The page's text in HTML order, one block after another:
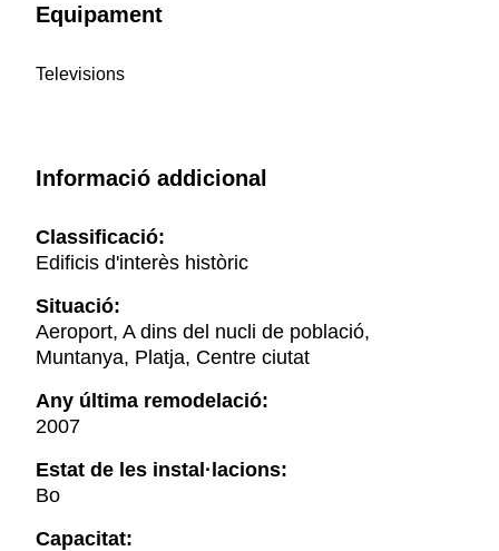
Equipament
Televisions
Informació addicional
Classificació:
Edificis d'interès històric
Situació:
Aeroport, A dins del nucli de població,
Muntanya, Platja, Centre ciutat
Any última remodelació:
2007
Estat de les instal·lacions:
Bo
Capacitat: